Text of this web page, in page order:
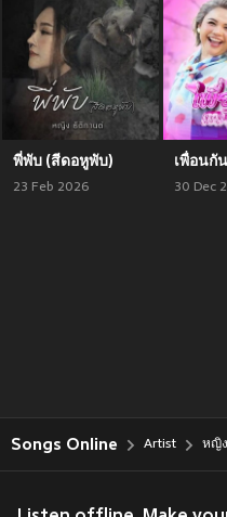
พี่พับ (สีดอหูพับ)
23 Feb 2026
เพื่อนกั
30 Dec
Songs Online Artist หญิ